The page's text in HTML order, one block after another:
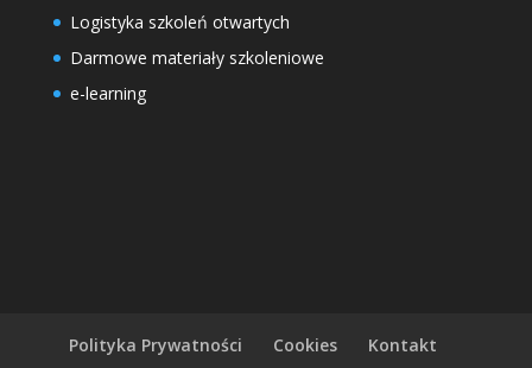
Logistyka szkoleń otwartych
Darmowe materiały szkoleniowe
e-learning
Polityka Prywatności Cookies Kontakt